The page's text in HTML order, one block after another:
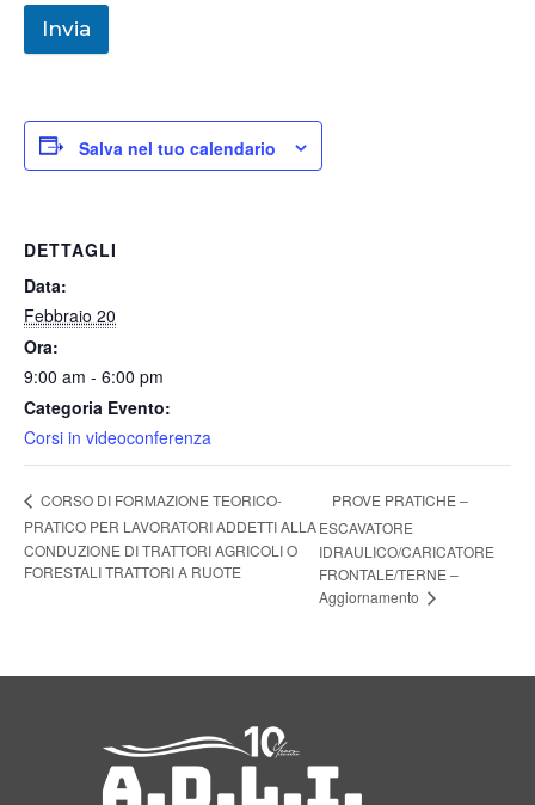
Invia
Salva nel tuo calendario
DETTAGLI
Data:
Febbraio 20
Ora:
9:00 am - 6:00 pm
Categoria Evento:
Corsi in videoconferenza
CORSO DI FORMAZIONE TEORICO-
PRATICO PER LAVORATORI ADDETTI ALLA
CONDUZIONE DI TRATTORI AGRICOLI O
FORESTALI TRATTORI A RUOTE
PROVE PRATICHE –
ESCAVATORE
IDRAULICO/CARICATORE
FRONTALE/TERNE –
Aggiornamento